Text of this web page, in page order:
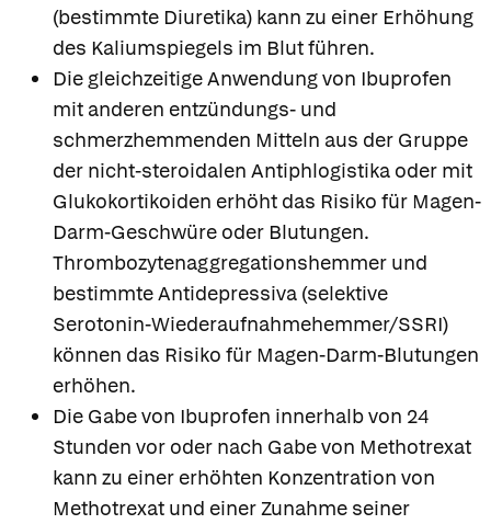
(bestimmte Diuretika) kann zu einer Erhöhung
des Kaliumspiegels im Blut führen.
Die gleichzeitige Anwendung von Ibuprofen
mit anderen entzündungs- und
schmerzhemmenden Mitteln aus der Gruppe
der nicht-steroidalen Antiphlogistika oder mit
Glukokortikoiden erhöht das Risiko für Magen-
Darm-Geschwüre oder Blutungen.
Thrombozytenaggregationshemmer und
bestimmte Antidepressiva (selektive
Serotonin-Wiederaufnahmehemmer/SSRI)
können das Risiko für Magen-Darm-Blutungen
erhöhen.
Die Gabe von Ibuprofen innerhalb von 24
Stunden vor oder nach Gabe von Methotrexat
kann zu einer erhöhten Konzentration von
Methotrexat und einer Zunahme seiner